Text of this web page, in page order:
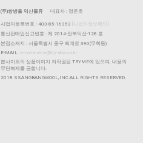
(주)쌍방울 익산물류 대표자 : 정운호
사업자등록번호 : 403-85-16353
[사업자정보확인]
통신판매업신고번호 : 제 2014-전북익산-128 호
본점소재지 : 서울특별시 중구 퇴계로 390(무학동)
E-MAIL : e-commerce@try-sbw.co.kr
본사이트의 상품이미지 저작권은 TRYME에 있으며, 내용의
무단복제를 금합니다.
2018 SSANGBANGWOOL,INC.ALL RIGHTS RESERVED.